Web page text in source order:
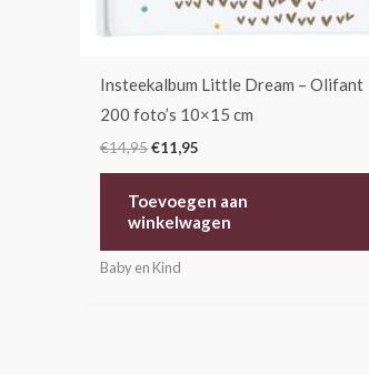
Insteekalbum Little Dream – Olifant
200 foto’s 10×15 cm
€14,95€11,95
Toevoegen aan
winkelwagen
Baby en Kind